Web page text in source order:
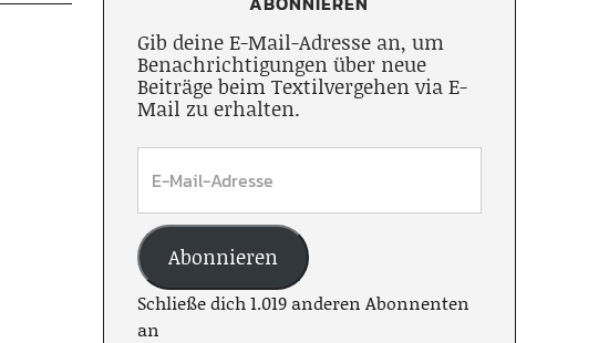
Gib deine E-Mail-Adresse an, um
Benachrichtigungen über neue
Beiträge beim Textilvergehen via E-
Mail zu erhalten.
Abonnieren
Schließe dich 1.019 anderen Abonnenten
an